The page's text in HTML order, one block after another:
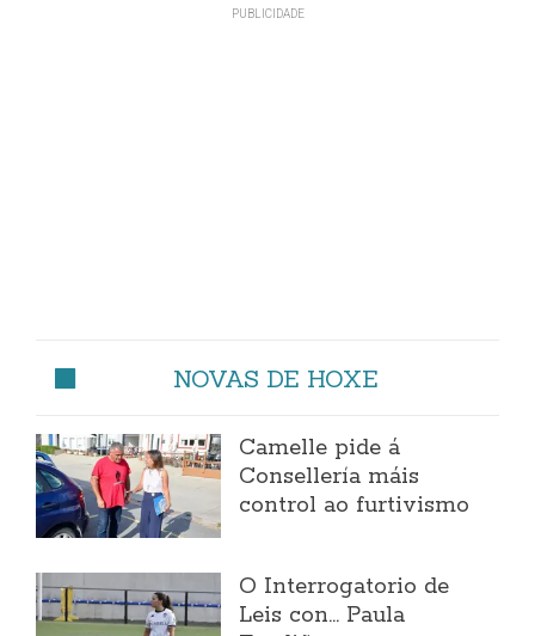
NOVAS DE HOXE
Camelle pide á
Consellería máis
control ao furtivismo
O Interrogatorio de
Leis con... Paula